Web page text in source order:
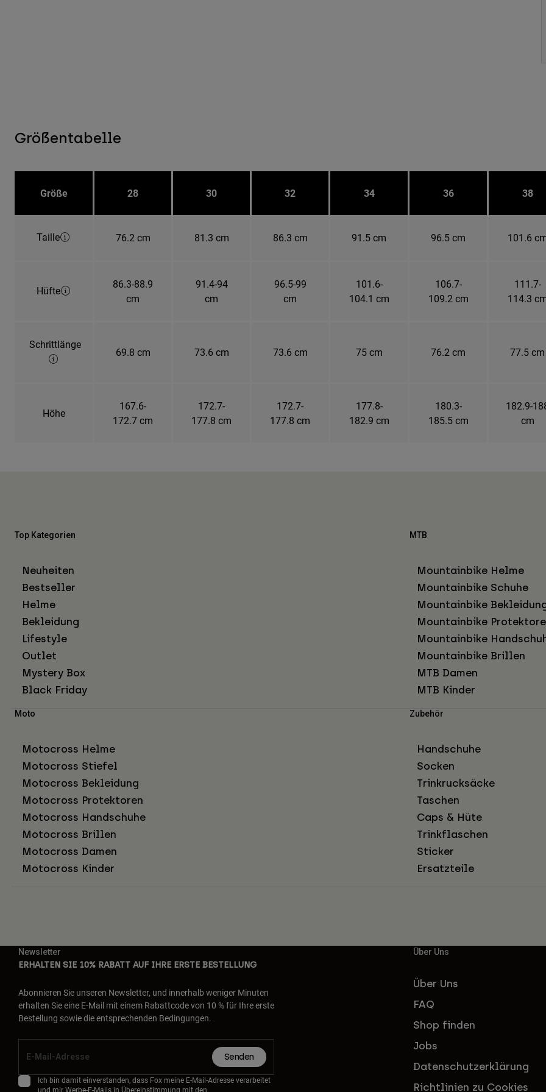
Größentabelle
Größe 28 30 32 34 36 38
Taille 76.2 cm 81.3 cm 86.3 cm 91.5 cm 96.5 cm 101.6
Hüfte
86.3-88.9
cm
91.4-94
cm
96.5-99
cm
101.6-
104.1 cm
106.7-
109.2 cm
111.7-
114.3
Schrittlänge
69.8 cm 73.6 cm 73.6 cm 75 cm 76.2 cm 77.5 cm
Höhe
167.6-
172.7 cm
172.7-
177.8 cm
172.7-
177.8 cm
177.8-
182.9 cm
180.3-
185.5 cm
182.9-
cm
Top Kategorien
Neuheiten
Bestseller
Helme
Bekleidung
Lifestyle
Outlet
Mystery Box
Black Friday
MTB
Mountainbike Helme
Mountainbike Schuhe
Mountainbike
Mountainbike
Mountainbike
Mountainbike Brillen
MTB Damen
MTB Kinder
Moto
Motocross Helme
Motocross Stiefel
Motocross Bekleidung
Motocross Protektoren
Motocross Handschuhe
Motocross Brillen
Motocross Damen
Motocross Kinder
Zubehör
Handschuhe
Socken
Trinkrucksäcke
Taschen
Caps & Hüte
Trinkflaschen
Sticker
Ersatzteile
Newsletter
ERHALTEN SIE 10% RABATT AUF IHRE ERSTE BESTELLUNG
Abonnieren Sie unseren Newsletter, und innerhalb weniger Minuten
erhalten Sie eine E-Mail mit einem Rabattcode von 10 % für Ihre erste
Bestellung sowie die entsprechenden Bedingungen.
Senden
Ich bin damit einverstanden, dass Fox meine E-Mail-Adresse verarbeitet
und mir Werbe-E-Mails in Übereinstimmung mit den
Über Uns
Über Uns
FAQ
Shop finden
Jobs
Datenschutzerklärung
Richtlinien zu Cookies